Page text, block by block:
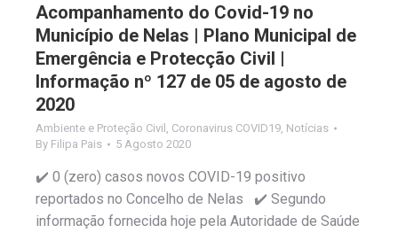
Acompanhamento do Covid-19 no
Município de Nelas | Plano Municipal de
Emergência e Protecção Civil |
Informação nº 127 de 05 de agosto de
2020
Ambiente e Proteção Civil Coronavirus COVID19 Notícias
By Filipa Pais 5 Agosto 2020
✔️ 0 (zero) casos novos COVID-19 positivo
reportados no Concelho de Nelas ✔️ Segundo
informação fornecida hoje pela Autoridade de Saúde